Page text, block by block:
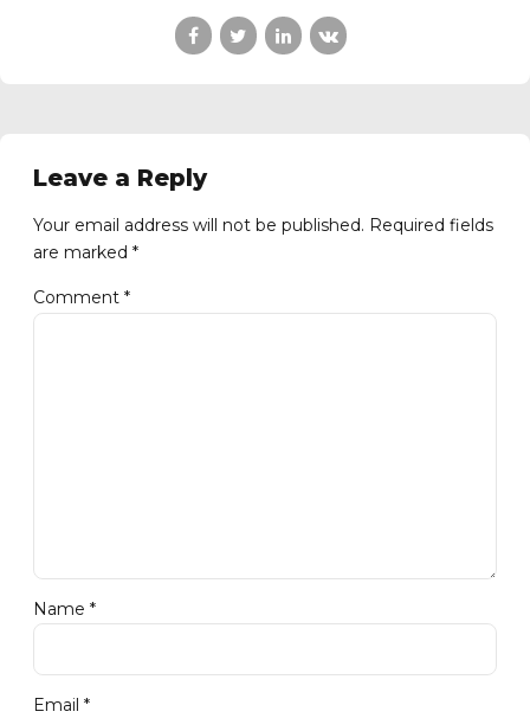
Leave a Reply
Your email address will not be published. Required fields
are marked *
Comment *
Name *
Email *